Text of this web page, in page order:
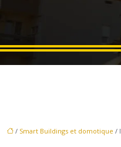
/ Smart Buildings et domotique /